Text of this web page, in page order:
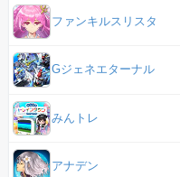
ファンキルスリスタ
Gジェネエターナル
みんトレ
アナデン